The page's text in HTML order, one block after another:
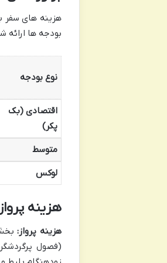
هزینه های سفر
بودجه ها
نوع بودجه
اقتصادی (بک
پکر)
متوسط
لوکس
هزینه
هزینه پرواز:بخش
(فصول